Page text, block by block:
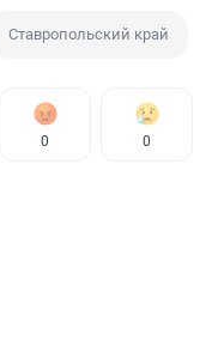
Ставропольский край
0 0